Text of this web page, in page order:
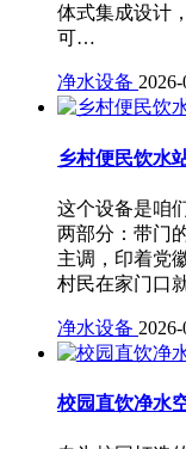
体式集成设计
可…
净水设备
乡村便民饮水
这个设备是咱
两部分：带门
主调，印着党
村民在家门口
净水设备
校园直饮净水